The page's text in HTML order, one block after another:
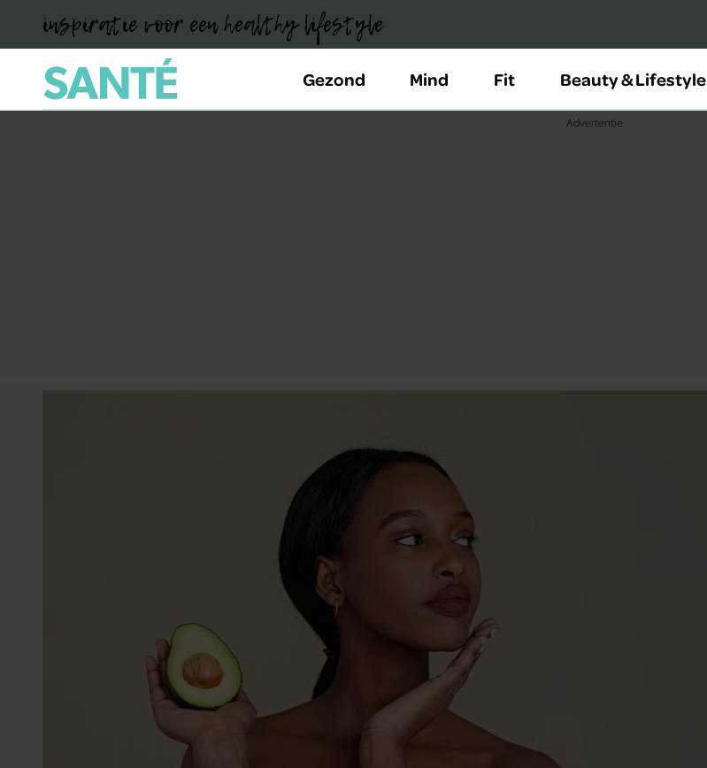
inspiratie voor een healthy lifestyle
Gezond Mind Fit Beauty & Lifestyle